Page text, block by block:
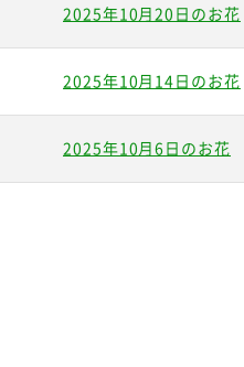
2025年10月20日のお花
2025年10月14日のお花
2025年10月6日のお花